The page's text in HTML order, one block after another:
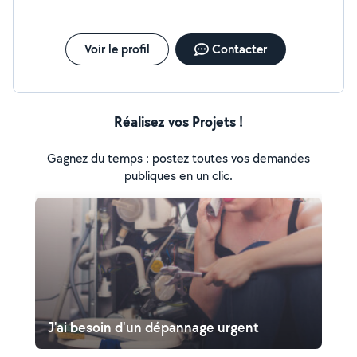
Voir le profil Contacter
Réalisez vos Projets !
Gagnez du temps : postez toutes vos demandes
publiques en un clic.
J'ai besoin d'un dépannage urgent